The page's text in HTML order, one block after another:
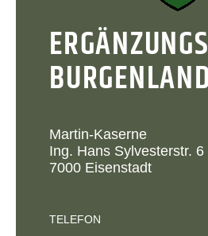
BURGENLAND
Martin-Kaserne
Ing. Hans Sylvesterstr. 6
7000 Eisenstadt
TELEFON